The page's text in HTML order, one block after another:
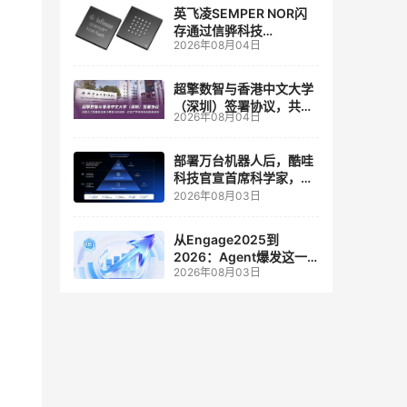
英飞凌SEMPER NOR闪
存通过信骅科技
AST2700 BMC认证，全
管理
2026年08月04日
超擎数智与香港中文大学
（深圳）签署协议，共建
人工智能和边缘计算联合
2026年08月04日
部署万台机器人后，酷哇
科技官宣首席科学家，要
让世界模型交付生产力
2026年08月03日
从Engage2025到
2026：Agent爆发这一
年，AI CRM 走到哪了
2026年08月03日